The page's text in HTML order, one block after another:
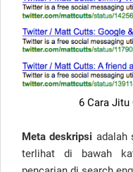
6 Cara Jitu
Meta deskripsi adalah
terlihat di bawah